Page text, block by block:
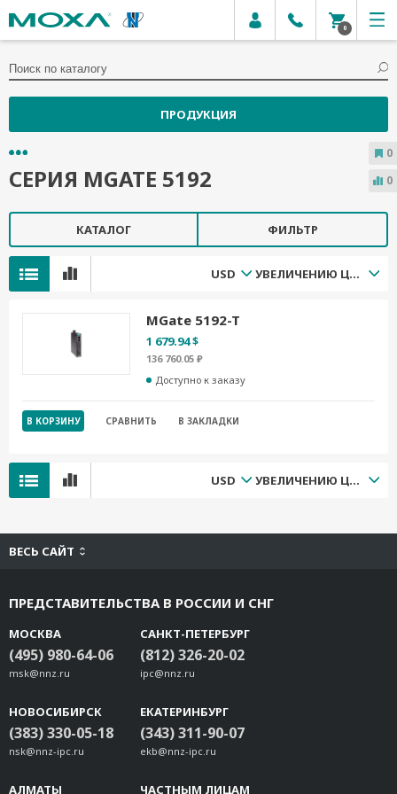
0
ПРОДУКЦИЯ
СЕРИЯ MGATE 5192
КАТАЛОГ ФИЛЬТР
USD УВЕЛИЧЕНИЮ ЦЕНЫ
MGate 5192-T
1 679.94 $
136 760.05 ₽
Доступно к заказу
В КОРЗИНУ СРАВНИТЬ В ЗАКЛАДКИ
USD УВЕЛИЧЕНИЮ ЦЕНЫ
ВЕСЬ САЙТ
ПРЕДСТАВИТЕЛЬСТВА В РОССИИ И СНГ
МОСКВА
(495) 980-64-06
msk@nnz.ru
САНКТ-ПЕТЕРБУРГ
(812) 326-20-02
ipc@nnz.ru
НОВОСИБИРСК
(383) 330-05-18
nsk@nnz-ipc.ru
ЕКАТЕРИНБУРГ
(343) 311-90-07
ekb@nnz-ipc.ru
АЛМАТЫ ЧАСТНЫМ ЛИЦАМ
0
0